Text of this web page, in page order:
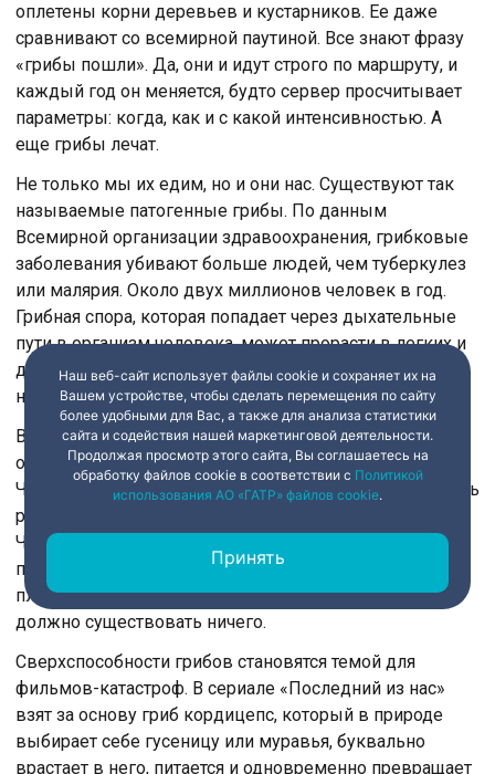
оплетены корни деревьев и кустарников. Ее даже
сравнивают со всемирной паутиной. Все знают фразу
«грибы пошли». Да, они и идут строго по маршруту, и
каждый год он меняется, будто сервер просчитывает
параметры: когда, как и с какой интенсивностью. А
еще грибы лечат.
Не только мы их едим, но и они нас. Существуют так
называемые патогенные грибы. По данным
Всемирной организации здравоохранения, грибковые
заболевания убивают больше людей, чем туберкулез
или малярия. Около двух миллионов человек в год.
Грибная спора, которая попадает через дыхательные
пути в организм человека, может прорасти в легких и
даже в мозг. В зоне риска, прежде всего, люди с
низким иммунитетом.
В 1991 году робот с механической клешнёй
обследовал стены четвёртого энергоблока
Чернобыльской АЭС. Пять лет после взрыва – уровень
радиации внутри саркофага тысячи рентген в час.
Человек умер бы за минуты. Как вдруг на мониторе
появились чёрные пятна на бетоне. Плесень. Живая
плесень – там, где по всем законам биологии не
должно существовать ничего.
Сверхспособности грибов становятся темой для
фильмов-катастроф. В сериале «Последний из нас»
взят за основу гриб кордицепс, который в природе
выбирает себе гусеницу или муравья, буквально
врастает в него, питается и одновременно превращает
Наш веб-сайт использует файлы cookie и сохраняет их на
Вашем устройстве, чтобы сделать перемещения по сайту
более удобными для Вас, а также для анализа статистики
сайта и содействия нашей маркетинговой деятельности.
Продолжая просмотр этого сайта, Вы соглашаетесь на
обработку файлов cookie в соответствии с Политикой
использования АО «ГАТР» файлов cookie.
Принять